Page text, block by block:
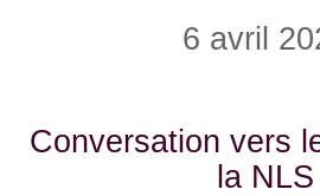
6 avril
Cοnversation vers
la NLS